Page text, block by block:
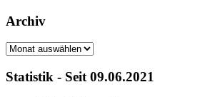
Archiv
Archiv
Statistik - Seit 09.06.2021